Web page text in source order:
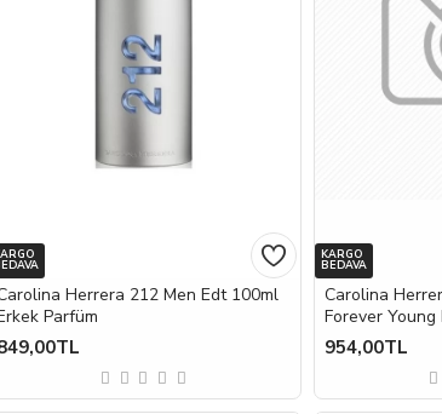
Herrera 212 Men Edt 100ml
Parfüm
KARGO
BEDAVA
Carolina
Forever
954,00TL